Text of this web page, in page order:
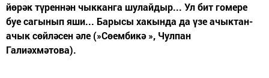
йөрәк түреннән чыкканга шулайдыр... Ул бит гомере
буе сагынып яши... Барысы хакында да үзе ачыктан-
ачык сөйләсен әле (»Сөембикә », Чулпан
Галиәхмәтова).